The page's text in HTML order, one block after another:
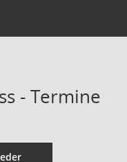
- Termine